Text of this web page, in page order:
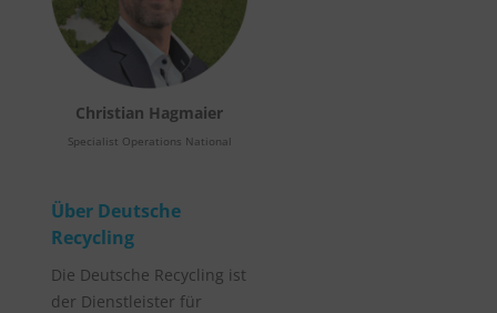
Christian Hagmaier
Specialist Operations National
Über Deutsche
Recycling
Die Deutsche Recycling ist
der Dienstleister für